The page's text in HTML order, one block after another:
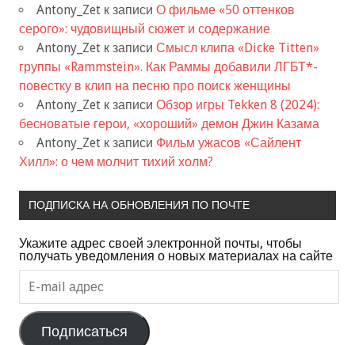
Antony_Zet к записи О фильме «50 оттенков
серого»: чудовищный сюжет и содержание
Antony_Zet к записи Смысл клипа «Dicke Titten»
группы «Rammstein». Как Раммы добавили ЛГБТ*-
повестку в клип на песню про поиск женщины
Antony_Zet к записи Обзор игры Tekken 8 (2024):
бесноватые герои, «хороший» демон Джин Казама
Antony_Zet к записи Фильм ужасов «Сайлент
Хилл»: о чем молчит тихий холм?
ПОДПИСКА НА ОБНОВЛЕНИЯ ПО ПОЧТЕ
Укажите адрес своей электронной почты, чтобы
получать уведомления о новых материалах на сайте
E-
mail
адрес
Подписаться